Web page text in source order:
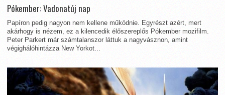
Pókember: Vadonatúj nap
Papíron pedig nagyon nem kellene működnie. Egyrészt azért, mert
akárhogy is nézem, ez a kilencedik élőszereplős Pókember mozifilm.
Peter Parkert már számtalanszor láttuk a nagyvásznon, amint
végighálóhintázza New Yorkot...